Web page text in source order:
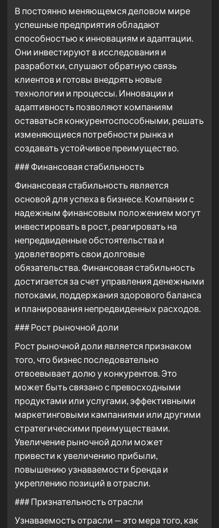
В постоянно меняющемся деловом мире
успешные предприятия обладают
способностью к инновациям и адаптации.
Они инвестируют в исследования и
разработки, слушают обратную связь
клиентов и готовы внедрять новые
технологии и процессы. Инновации и
адаптивность позволяют компаниям
оставаться конкурентоспособными, решать
изменяющиеся потребности рынка и
создавать устойчивое преимущество.
### Финансовая стабильность
Финансовая стабильность является
основой для успеха в бизнесе. Компании с
надежным финансовым положением могут
инвестировать в рост, реагировать на
непредвиденные обстоятельства и
удовлетворять свои долговые
обязательства. Финансовая стабильность
достигается за счет управления денежными
потоками, поддержания здорового баланса
и планирования непредвиденных расходов.
### Рост рыночной доли
Рост рыночной доли является признаком
того, что бизнес последовательно
отвоевывает долю у конкурентов. Это
может быть связано с превосходными
продуктами или услугами, эффективными
маркетинговыми кампаниями или другими
стратегическими преимуществами.
Увеличение рыночной доли может
привести к увеличению прибыли,
повышению узнаваемости бренда и
укреплению позиций в отрасли.
### Признательность отрасли
Узнаваемость отрасли — это мера того, как